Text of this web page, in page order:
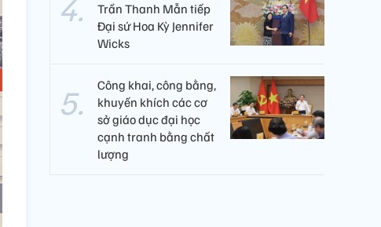
Trần Thanh Mẫn tiếp
Đại sứ Hoa Kỳ Jennifer
Wicks
Công khai, công bằng,
khuyến khích các cơ
sở giáo dục đại học
cạnh tranh bằng chất
lượng​